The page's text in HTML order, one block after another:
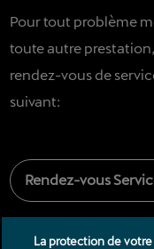
Pour tout problème
toute autre
rendez-vous de
suivant:
Rendez-vous
La protection de